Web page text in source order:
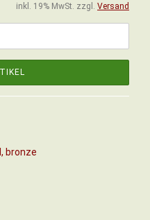
inkl. 19% MwSt. zzgl. Versand